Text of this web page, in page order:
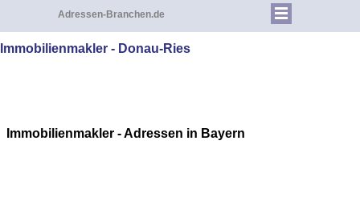
Adressen-Branchen.de
Immobilienmakler - Donau-Ries
Immobilienmakler - Adressen in Bayern